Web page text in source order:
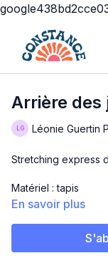
Arrière des
Léonie Guertin
Stretching express
Matériel : tapis
En savoir plus